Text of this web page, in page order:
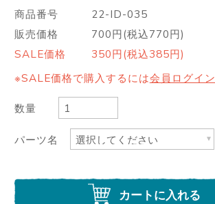
商品番号
22-ID-035
販売価格
700円(税込770円)
SALE価格
350円(税込385円)
※SALE価格で購入するには会員ログイン
数量
パーツ名
カートに入れる